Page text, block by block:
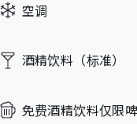
Sunday空调
酒精饮料（标准）
免费酒精饮料仅限